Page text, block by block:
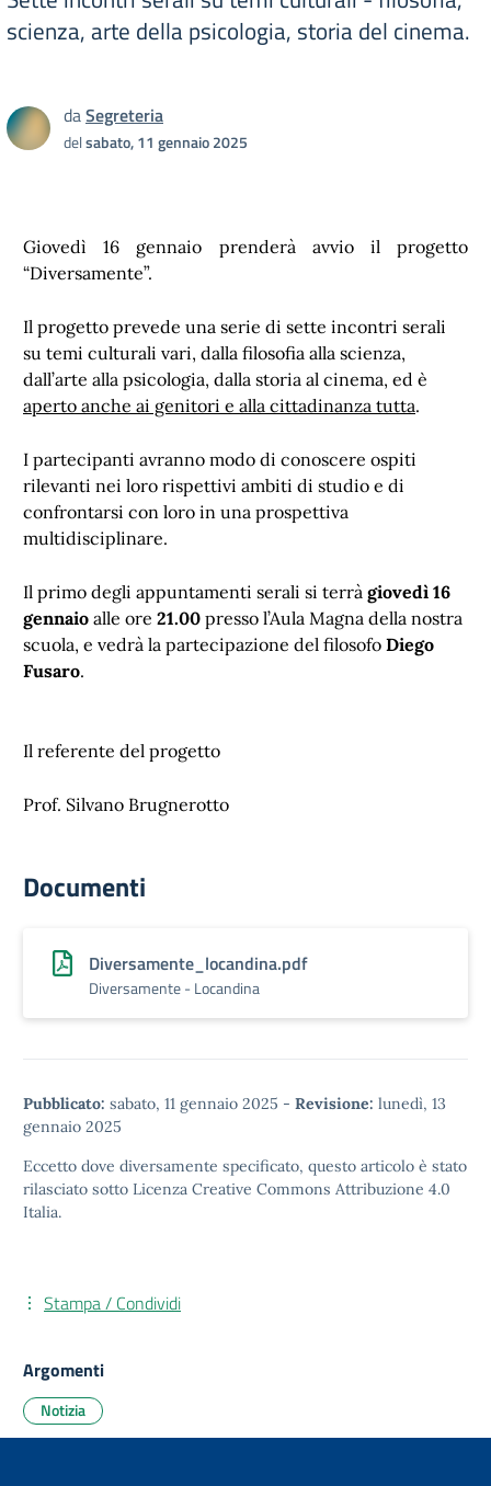
scienza, arte della psicologia, storia del cinema.
daSegreteria
delsabato, 11 gennaio 2025
Giovedì 16 gennaio prenderà avvio il progetto
“Diversamente”.
Il progetto prevede una serie di sette incontri serali
su temi culturali vari, dalla filosofia alla scienza,
dall’arte alla psicologia, dalla storia al cinema, ed è
aperto anche ai genitori e alla cittadinanza tutta.
I partecipanti avranno modo di conoscere ospiti
rilevanti nei loro rispettivi ambiti di studio e di
confrontarsi con loro in una prospettiva
multidisciplinare.
Il primo degli appuntamenti serali si terrà giovedì 16
gennaio alle ore 21.00 presso l’Aula Magna della nostra
scuola, e vedrà la partecipazione del filosofo Diego
Fusaro.
Il referente del progetto
Prof. Silvano Brugnerotto
Documenti
Diversamente_locandina.pdf
Diversamente - Locandina
Pubblicato: sabato, 11 gennaio 2025 - Revisione: lunedì, 13
gennaio 2025
Eccetto dove diversamente specificato, questo articolo è stato
rilasciato sotto Licenza Creative Commons Attribuzione 4.0
Italia.
Stampa / Condividi
Argomenti
Notizia